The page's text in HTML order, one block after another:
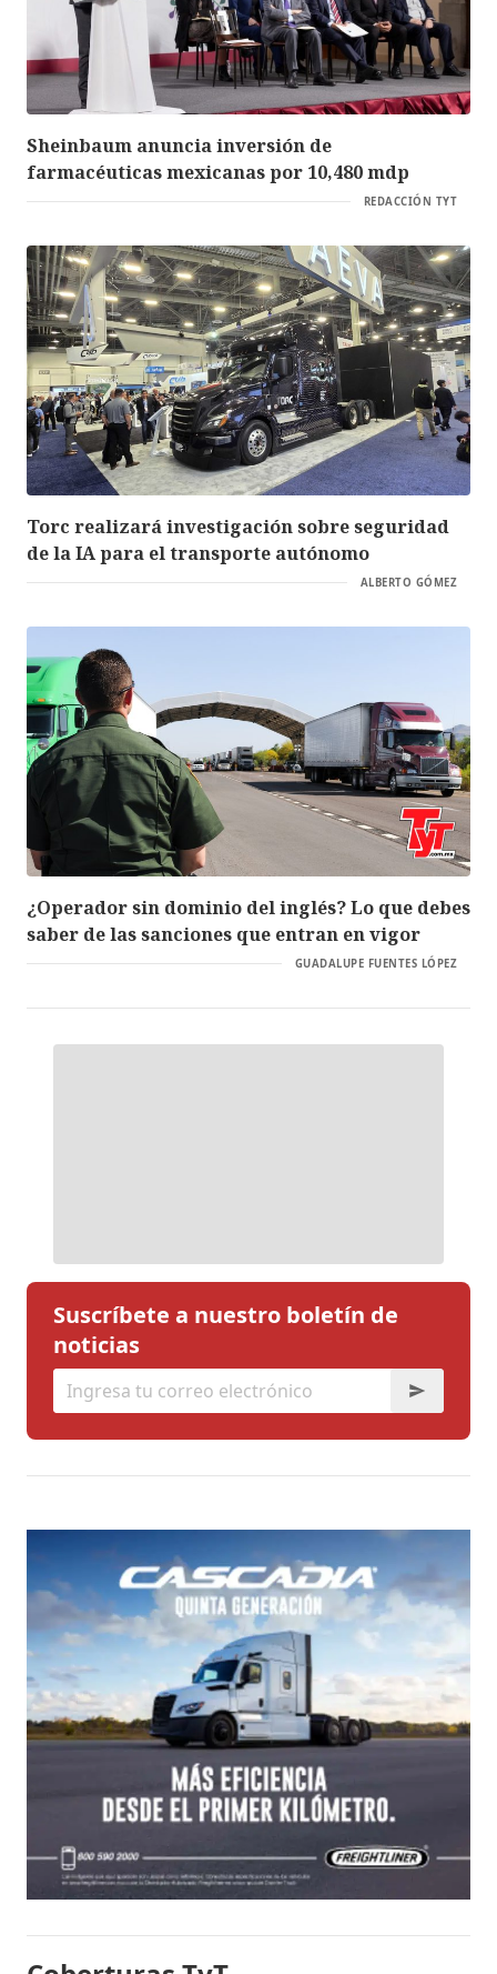
Sheinbaum anuncia inversión de
farmacéuticas mexicanas por 10,480 mdp
REDACCIÓN TYT
Torc realizará investigación sobre seguridad
de la IA para el transporte autónomo
ALBERTO GÓMEZ
¿Operador sin dominio del inglés? Lo que debes
saber de las sanciones que entran en vigor
GUADALUPE FUENTES LÓPEZ
Suscríbete a nuestro boletín de
noticias